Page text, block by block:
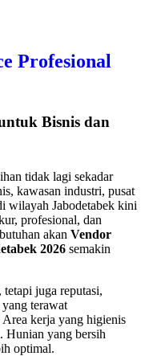
Profesional
Bisnis dan
tidak lagi sekadar
kawasan industri, pusat
wilayah Jabodetabek kini
profesional, dan
akan Vendor
2026 semakin
juga reputasi,
terawat
kerja yang higienis
Hunian yang bersih
optimal.